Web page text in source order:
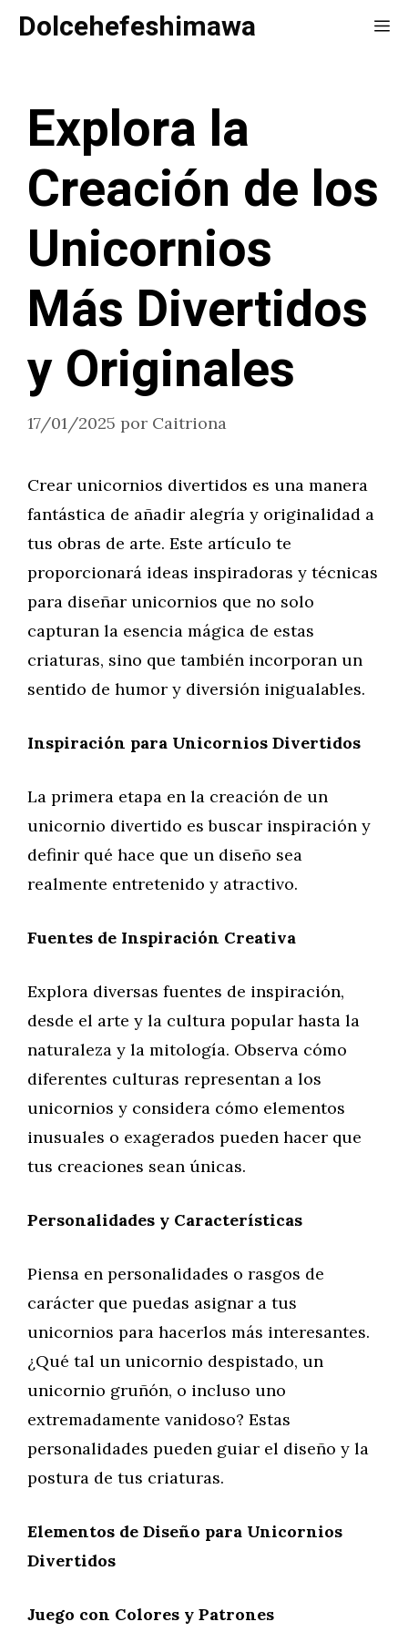
SaltarDolcehefeshimawa
Explora la
Creación de los
Unicornios
Más Divertidos
y Originales
17/01/2025 por Caitriona
Crear unicornios divertidos es una manera
fantástica de añadir alegría y originalidad a
tus obras de arte. Este artículo te
proporcionará ideas inspiradoras y técnicas
para diseñar unicornios que no solo
capturan la esencia mágica de estas
criaturas, sino que también incorporan un
sentido de humor y diversión inigualables.
Inspiración para Unicornios Divertidos
La primera etapa en la creación de un
unicornio divertido es buscar inspiración y
definir qué hace que un diseño sea
realmente entretenido y atractivo.
Fuentes de Inspiración Creativa
Explora diversas fuentes de inspiración,
desde el arte y la cultura popular hasta la
naturaleza y la mitología. Observa cómo
diferentes culturas representan a los
unicornios y considera cómo elementos
inusuales o exagerados pueden hacer que
tus creaciones sean únicas.
Personalidades y Características
Piensa en personalidades o rasgos de
carácter que puedas asignar a tus
unicornios para hacerlos más interesantes.
¿Qué tal un unicornio despistado, un
unicornio gruñón, o incluso uno
extremadamente vanidoso? Estas
personalidades pueden guiar el diseño y la
postura de tus criaturas.
Elementos de Diseño para Unicornios
Divertidos
Juego con Colores y Patrones